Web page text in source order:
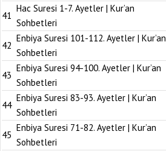
41
Hac Suresi 1-7. Ayetler | Kur’an
Sohbetleri
42
Enbiya Suresi 101-112. Ayetler | Kur’an
Sohbetleri
43
Enbiya Suresi 94-100. Ayetler | Kur’an
Sohbetleri
44
Enbiya Suresi 83-93. Ayetler | Kur’an
Sohbetleri
45
Enbiya Suresi 71-82. Ayetler | Kur’an
Sohbetleri